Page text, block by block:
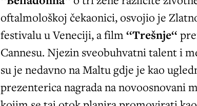
oftalmološkoj čekaonici, osvojio je
festivalu u Veneciji, a film‘‘Trešnje‘‘
Cannesu. Njezin sveobuhvatni talent i
su je nedavno na Maltu gdje je kao
prezenterica nagrada na novoosnovani